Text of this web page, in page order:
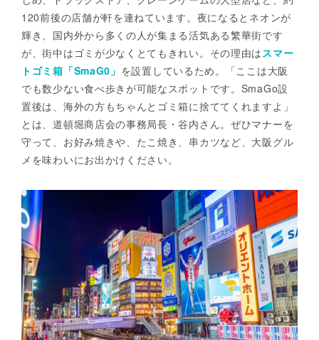
120前後の店舗が軒を連ねています。夜になるとネオンが
輝き、国内外から多くの人が集まる活気ある繁華街です
が、街中はゴミが少なくとてもきれい。その理由は スマー
トゴミ箱「SmaG0」 を設置しているため。「ここは大阪
でも数少ない食べ歩きが可能なスポットです。SmaGo設
置後は、海外の方もちゃんとゴミ箱に捨ててくれますよ」
とは、道頓堀商店会の事務局長・谷内さん。ぜひマナーを
守って、お好み焼きや、たこ焼き、串カツなど、大阪グル
メを味わいにお出かけください。